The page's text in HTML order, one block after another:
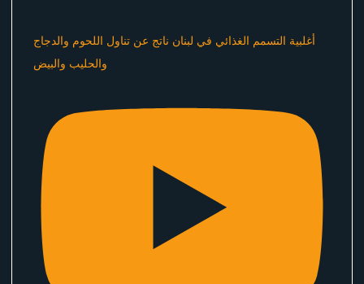
أغلبية التسمم الغذائي في لبنان ناتج عن تناول اللحوم والدجاج
والحليب والبيض